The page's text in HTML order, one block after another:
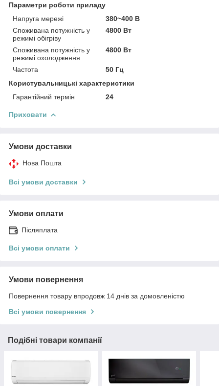
Параметри роботи приладу
Напруга мережі
380~400 В
Споживана потужність у
режимі обігріву
4800 Вт
Споживана потужність у
режимі охолодження
4800 Вт
Частота
50 Гц
Користувальницькі характеристики
Гарантійний термін
24
Приховати
Умови доставки
Нова Пошта
Всі умови доставки
Умови оплати
Післяплата
Всі умови оплати
Умови повернення
Повернення товару впродовж 14 днів за домовленістю
Всі умови повернення
Подібні товари компанії